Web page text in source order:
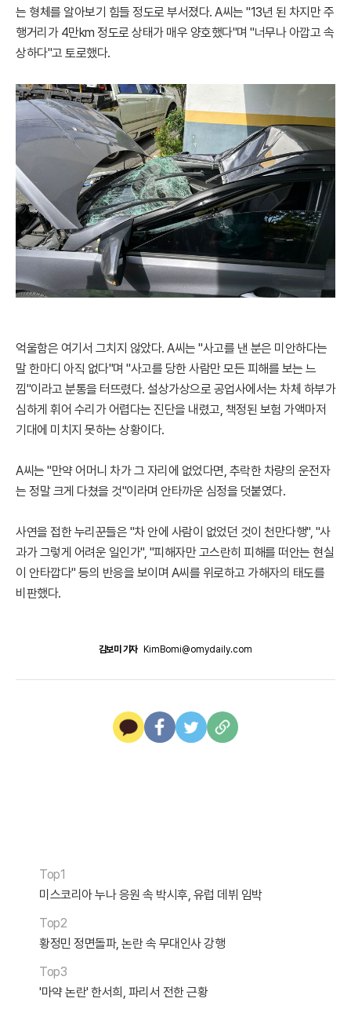
는 형체를 알아보기 힘들 정도로 부서졌다. A씨는 "13년 된 차지만 주
행거리가 4만km 정도로 상태가 매우 양호했다"며 "너무나 아깝고 속
상하다"고 토로했다.
억울함은 여기서 그치지 않았다. A씨는 "사고를 낸 분은 미안하다는
말 한마디 아직 없다"며 "사고를 당한 사람만 모든 피해를 보는 느
낌"이라고 분통을 터뜨렸다. 설상가상으로 공업사에서는 차체 하부가
심하게 휘어 수리가 어렵다는 진단을 내렸고, 책정된 보험 가액마저
기대에 미치지 못하는 상황이다.
A씨는 "만약 어머니 차가 그 자리에 없었다면, 추락한 차량의 운전자
는 정말 크게 다쳤을 것"이라며 안타까운 심정을 덧붙였다.
사연을 접한 누리꾼들은 "차 안에 사람이 없었던 것이 천만다행", "사
과가 그렇게 어려운 일인가", "피해자만 고스란히 피해를 떠안는 현실
이 안타깝다" 등의 반응을 보이며 A씨를 위로하고 가해자의 태도를
비판했다.
김보미 기자 KimBomi@omydaily.com
Top1
미스코리아 누나 응원 속 박시후, 유럽 데뷔 임박
Top2
황정민 정면돌파, 논란 속 무대인사 강행
Top3
'마약 논란' 한서희, 파리서 전한 근황